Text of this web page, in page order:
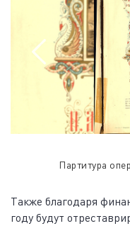
Партитура
Также благодаря
году будут